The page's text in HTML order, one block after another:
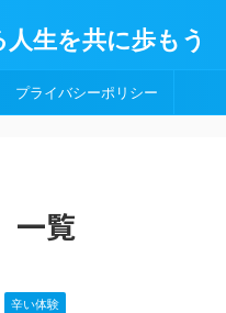
生を共に歩もう
プライバシーポリシー
一覧
辛い体験